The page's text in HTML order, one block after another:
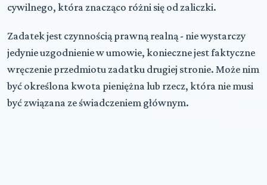
cywilnego, która znacząco różni się od zaliczki.
Zadatek jest czynnością prawną realną - nie wystarczy
jedynie uzgodnienie w umowie, konieczne jest faktyczne
wręczenie przedmiotu zadatku drugiej stronie. Może nim
być określona kwota pieniężna lub rzecz, która nie musi
być związana ze świadczeniem głównym.